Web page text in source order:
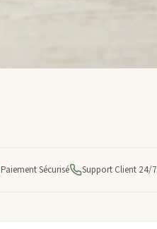
Paiement Sécurisé Support Client 24/7